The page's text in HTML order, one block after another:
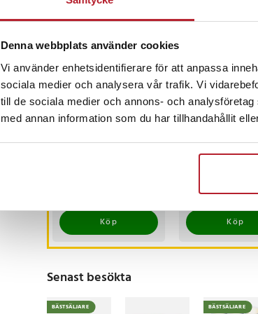
Denna webbplats använder cookies
Vi använder enhetsidentifierare för att anpassa
sociala medier och analysera vår trafik. Vi
till de sociala medier och annons- och
med annan information som du har tillhandahållit
- Avtagbar sladd
- Mått: 31 x 10 x 18 cm
- Vikt: 1,28 kg
Artikelnummer:122468
I lager, levereras inom 1-2 vardagar
Köp
sittkudde -
I lager,
Köp
Senast besökta
BÄSTSÄLJARE BÄSTSÄLJARE